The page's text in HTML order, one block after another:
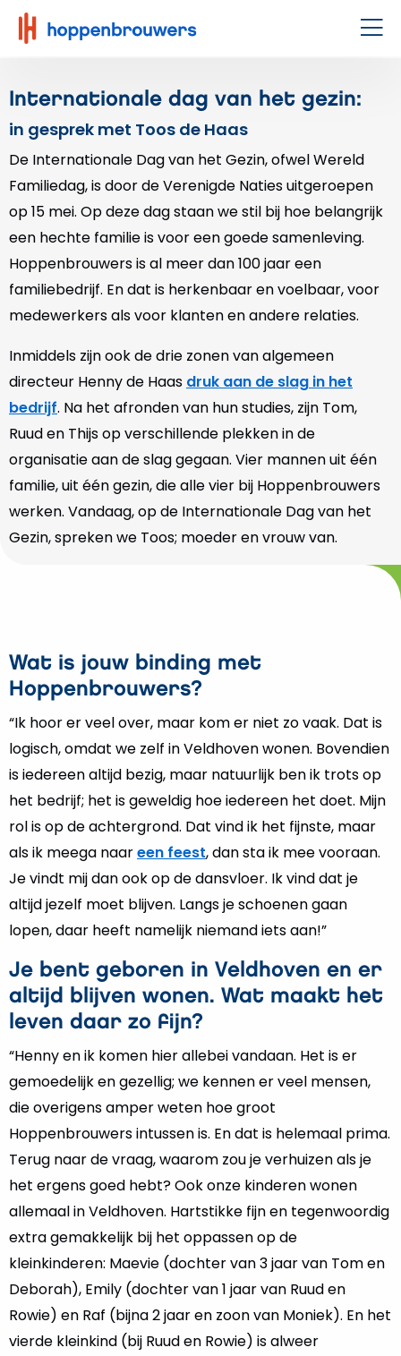
Hoppenbrouwers
|
techniek
leeft
Internationale dag van het gezin:
in gesprek met Toos de Haas
De Internationale Dag van het Gezin, ofwel Wereld
Familiedag, is door de Verenigde Naties uitgeroepen
op 15 mei. Op deze dag staan we stil bij hoe belangrijk
een hechte familie is voor een goede samenleving.
Hoppenbrouwers is al meer dan 100 jaar een
familiebedrijf. En dat is herkenbaar en voelbaar, voor
medewerkers als voor klanten en andere relaties.
Inmiddels zijn ook de drie zonen van algemeen
directeur Henny de Haas druk aan de slag in het
bedrijf. Na het afronden van hun studies, zijn Tom,
Ruud en Thijs op verschillende plekken in de
organisatie aan de slag gegaan. Vier mannen uit één
familie, uit één gezin, die alle vier bij Hoppenbrouwers
werken. Vandaag, op de Internationale Dag van het
Gezin, spreken we Toos; moeder en vrouw van.
Wat is jouw binding met
Hoppenbrouwers?
“Ik hoor er veel over, maar kom er niet zo vaak. Dat is
logisch, omdat we zelf in Veldhoven wonen. Bovendien
is iedereen altijd bezig, maar natuurlijk ben ik trots op
het bedrijf; het is geweldig hoe iedereen het doet. Mijn
rol is op de achtergrond. Dat vind ik het fijnste, maar
als ik meega naareen feest, dan sta ik mee vooraan.
Je vindt mij dan ook op de dansvloer. Ik vind dat je
altijd jezelf moet blijven. Langs je schoenen gaan
lopen, daar heeft namelijk niemand iets aan!”
Je bent geboren in Veldhoven en er
altijd blijven wonen. Wat maakt het
leven daar zo fijn?
“Henny en ik komen hier allebei vandaan. Het is er
gemoedelijk en gezellig; we kennen er veel mensen,
die overigens amper weten hoe groot
Hoppenbrouwers intussen is. En dat is helemaal prima.
Terug naar de vraag, waarom zou je verhuizen als je
het ergens goed hebt? Ook onze kinderen wonen
allemaal in Veldhoven. Hartstikke fijn en tegenwoordig
extra gemakkelijk bij het oppassen op de
kleinkinderen: Maevie (dochter van 3 jaar van Tom en
Deborah), Emily (dochter van 1 jaar van Ruud en
Rowie) en Raf (bijna 2 jaar en zoon van Moniek). En het
vierde kleinkind (bij Ruud en Rowie) is alweer